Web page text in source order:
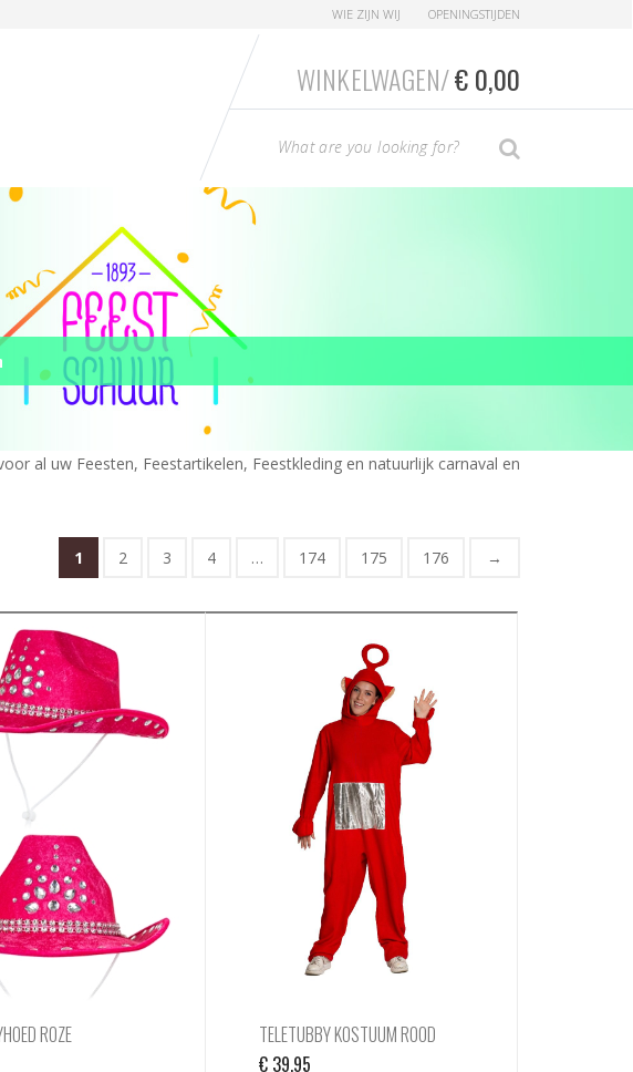
WIE ZIJN WIJ OPENINGSTIJDEN
WINKELWAGEN/€0,00
c
al uw Feesten, Feestartikelen, Feestkleding en natuurlijk carnaval en
1 2 3 4 … 174 175 176 →
ROZE
TELETUBBY KOSTUUM ROOD
€ 39,95